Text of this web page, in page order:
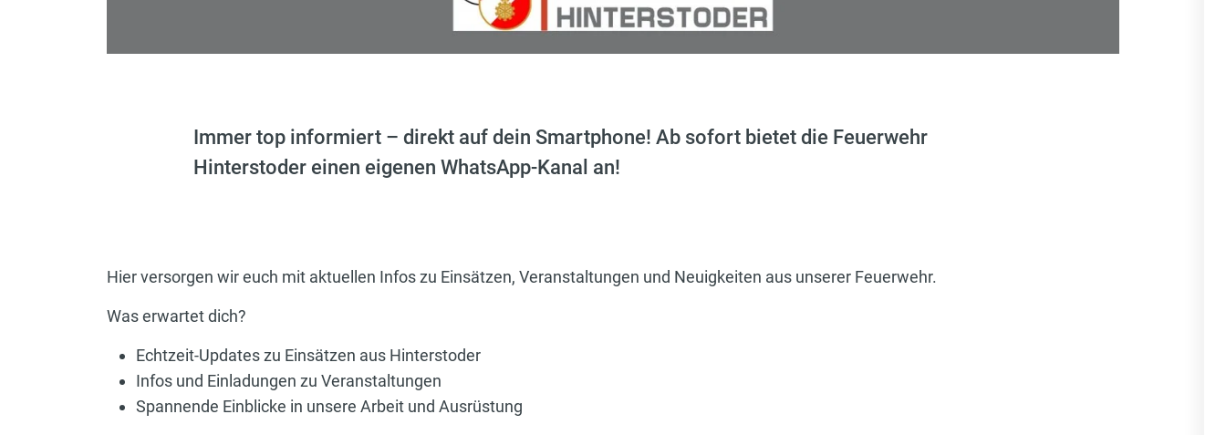
Immer top informiert – direkt auf dein Smartphone! Ab sofort bietet die Feuerwehr
Hinterstoder einen eigenen WhatsApp-Kanal an!
Hier versorgen wir euch mit aktuellen Infos zu Einsätzen, Veranstaltungen und Neuigkeiten aus unserer Feuerwehr.
Was erwartet dich?
Echtzeit-Updates zu Einsätzen aus Hinterstoder
Infos und Einladungen zu Veranstaltungen
Spannende Einblicke in unsere Arbeit und Ausrüstung